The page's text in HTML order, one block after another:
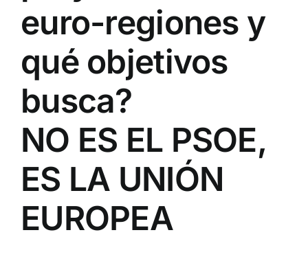
euro-regiones y
qué objetivos
busca?
NO ES EL PSOE,
ES LA UNIÓN
EUROPEA